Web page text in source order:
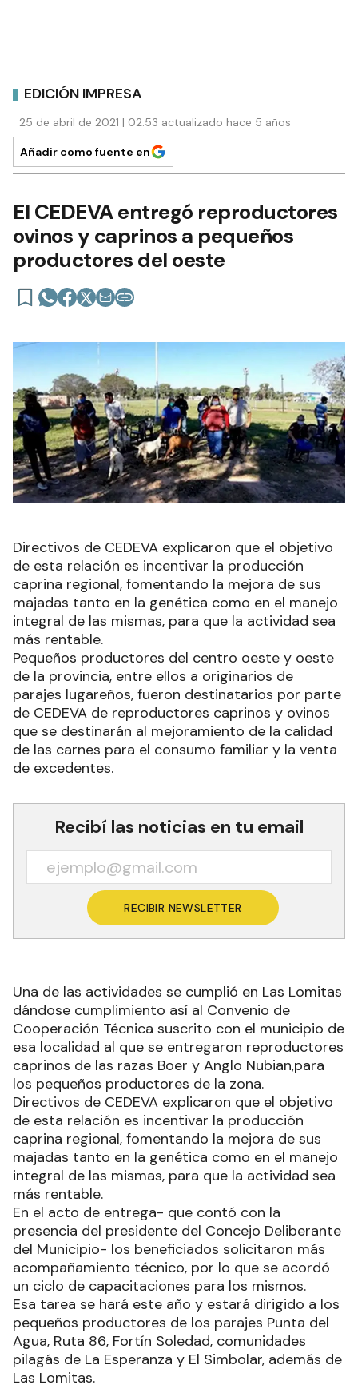
EDICIÓN IMPRESA
25 de abril de 2021 | 02:53 actualizado hace 5 años
Añadir como fuente en
El CEDEVA entregó reproductores
ovinos y caprinos a pequeños
productores del oeste
Directivos de CEDEVA explicaron que el objetivo
de esta relación es incentivar la producción
caprina regional, fomentando la mejora de sus
majadas tanto en la genética como en el manejo
integral de las mismas, para que la actividad sea
más rentable.
Pequeños productores del centro oeste y oeste
de la provincia, entre ellos a originarios de
parajes lugareños, fueron destinatarios por parte
de CEDEVA de reproductores caprinos y ovinos
que se destinarán al mejoramiento de la calidad
de las carnes para el consumo familiar y la venta
de excedentes.
Recibí las noticias en tu email
RECIBIR NEWSLETTER
Una de las actividades se cumplió en Las Lomitas
dándose cumplimiento así al Convenio de
Cooperación Técnica suscrito con el municipio de
esa localidad al que se entregaron reproductores
caprinos de las razas Boer y Anglo Nubian,para
los pequeños productores de la zona.
Directivos de CEDEVA explicaron que el objetivo
de esta relación es incentivar la producción
caprina regional, fomentando la mejora de sus
majadas tanto en la genética como en el manejo
integral de las mismas, para que la actividad sea
más rentable.
En el acto de entrega- que contó con la
presencia del presidente del Concejo Deliberante
del Municipio- los beneficiados solicitaron más
acompañamiento técnico, por lo que se acordó
un ciclo de capacitaciones para los mismos.
Esa tarea se hará este año y estará dirigido a los
pequeños productores de los parajes Punta del
Agua, Ruta 86, Fortín Soledad, comunidades
pilagás de La Esperanza y El Simbolar, además de
Las Lomitas.